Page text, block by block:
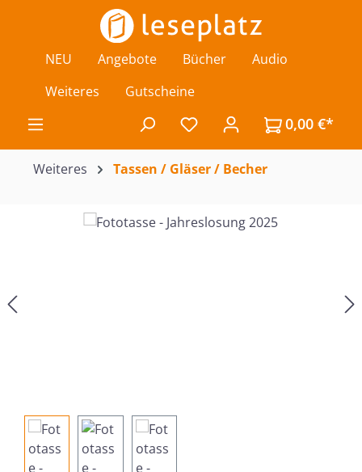
Zum Hauptinhalt springen
NEU Angebote Bücher
Audio
Weiteres
Gutscheine
Du hast 0 Produkte auf
0,00 €*
Weiteres Tassen / Gläser / Becher
Bildergalerie überspringen